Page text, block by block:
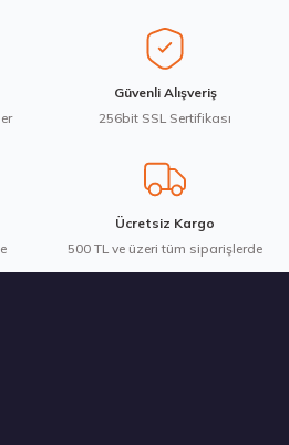
pahalı.
olmalı.
i*cept evo3 W330 Kış 2025
Güvenli Alışveriş
256bit SSL Sertifikası
Ücretsiz Kargo
500 TL ve üzeri tüm siparişlerde